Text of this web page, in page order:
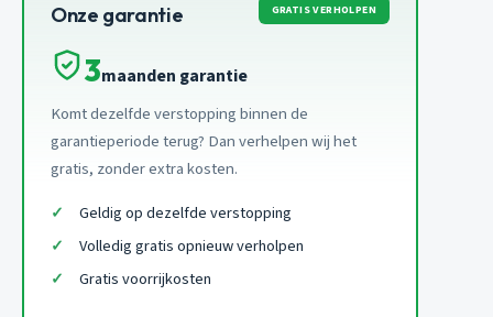
Onze garantie GRATIS VERHOLPEN
3maanden garantie
Komt dezelfde verstopping binnen de
garantieperiode terug? Dan verhelpen wij het
gratis, zonder extra kosten.
Geldig op dezelfde verstopping
Volledig gratis opnieuw verholpen
Gratis voorrijkosten